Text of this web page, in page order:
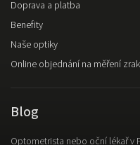
Doprava a platba
Benefity
Naše optiky
Online objednání na měření
Blog
Optometrista nebo oční lékař v